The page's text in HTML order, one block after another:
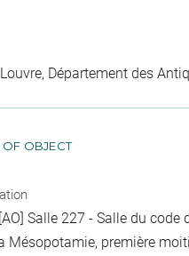
Département des
OBJECT
Salle 227 - Salle du code
Mésopotamie, première